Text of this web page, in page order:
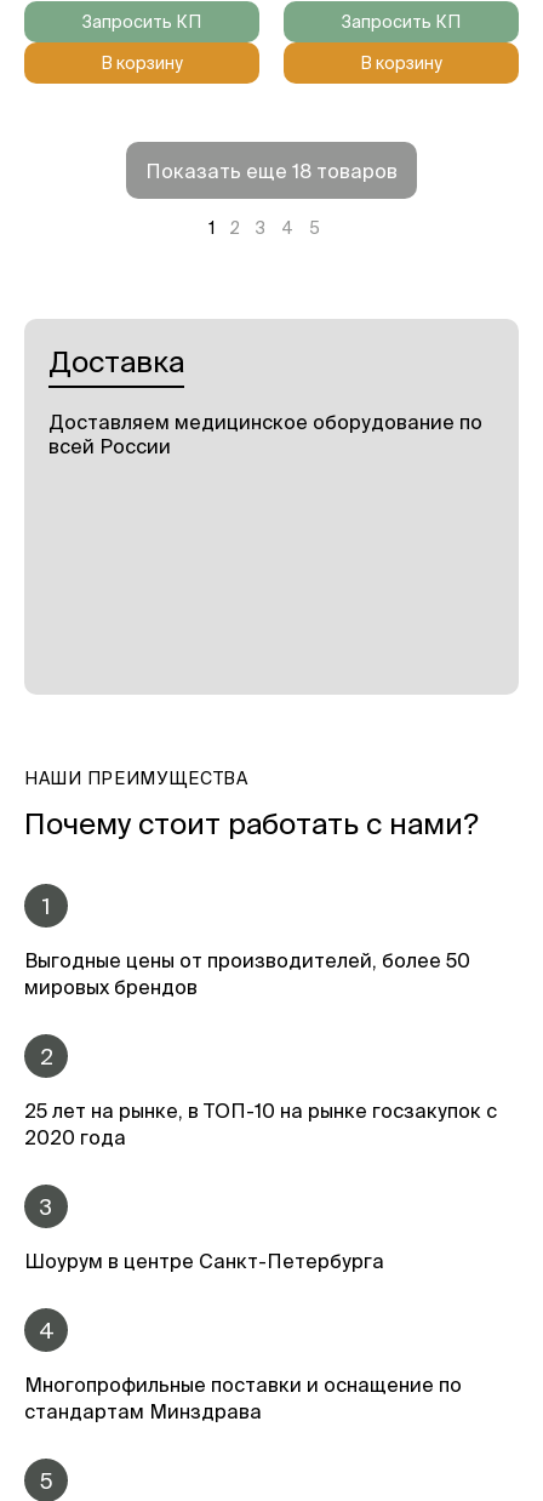
Запросить КП
В корзину
Запросить КП
В корзину
Показать еще 18 товаров
1 2 3 4 5
Доставка
Доставляем медицинское оборудование по
всей России
НАШИ ПРЕИМУЩЕСТВА
Почему стоит работать с нами?
1
Выгодные цены от производителей, более 50
мировых брендов
2
25 лет на рынке, в ТОП-10 на рынке госзакупок с
2020 года
3
Шоурум в центре Санкт-Петербурга
4
Многопрофильные поставки и оснащение по
стандартам Минздрава
5